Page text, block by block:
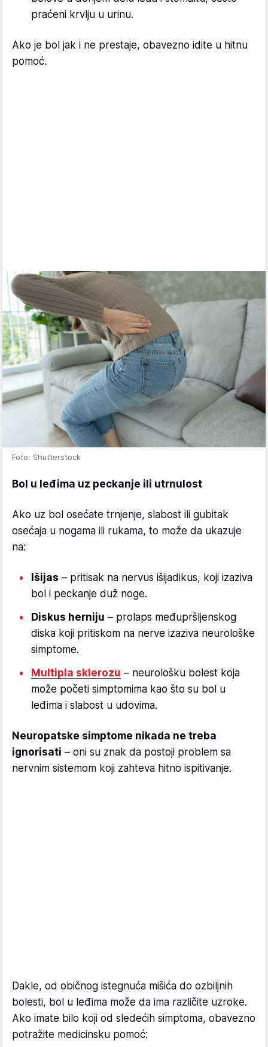
praćeni krvlju u urinu.
Ako je bol jak i ne prestaje, obavezno idite u hitnu
pomoć.
Foto: Shutterstock
Bol u leđima uz peckanje ili utrnulost
Ako uz bol osećate trnjenje, slabost ili gubitak
osećaja u nogama ili rukama, to može da ukazuje
na:
Išijas – pritisak na nervus išijadikus, koji izaziva
bol i peckanje duž noge.
Diskus herniju – prolaps međupršljenskog
diska koji pritiskom na nerve izaziva neurološke
simptome.
Multipla sklerozu – neurološku bolest koja
može početi simptomima kao što su bol u
leđima i slabost u udovima.
Neuropatske simptome nikada ne treba
ignorisati – oni su znak da postoji problem sa
nervnim sistemom koji zahteva hitno ispitivanje.
Dakle, od običnog istegnuća mišića do ozbiljnih
bolesti, bol u leđima može da ima različite uzroke.
Ako imate bilo koji od sledećih simptoma, obavezno
potražite medicinsku pomoć: